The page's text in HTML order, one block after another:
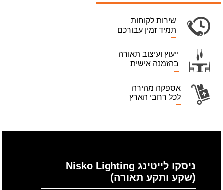
שירות לקוחות
תמיד זמין עבורכם
ייעוץ ועיצוב תאורה
בהזמנה אישית
אספקה מהירה
לכל רחבי הארץ
ניסקו לייטינג Nisko Lighting
(שקע ותקע תאורה)